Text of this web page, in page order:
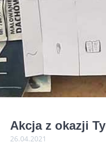
Akcja z okazji
26.04.2021